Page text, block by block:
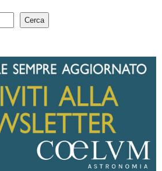
Cerca